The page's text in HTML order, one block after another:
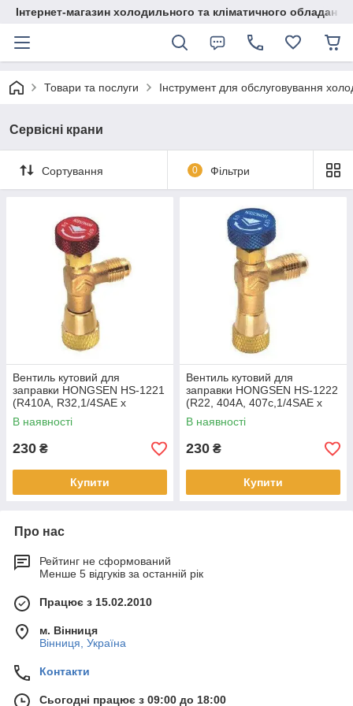
Інтернет-магазин холодильного та кліматичного обладання
Товари та послуги Інструмент для обслуговування
Сервісні крани
Сортування 0 Фільтри
Вентиль кутовий для
заправки HONGSEN HS-1221
(R410A, R32,1/4SAE x
5/16SAE)
В наявності
230 ₴
Купити
Вентиль кутовий для
заправки HONGSEN HS-1222
(R22, 404A, 407c,1/4SAE х
1/4SAE)
В наявності
230 ₴
Купити
Про нас
Рейтинг не сформований
Менше 5 відгуків за останній рік
Працює з 15.02.2010
м. Вінниця
Вінниця, Україна
Контакти
Сьогодні працює з 09:00 до 18:00